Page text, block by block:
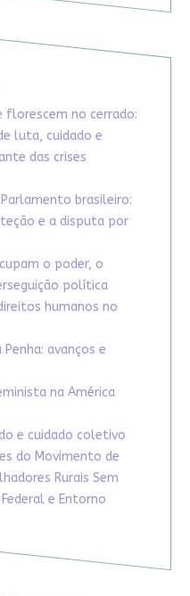
florescem no cerrado:
luta, cuidado e
das crises
brasileiro:
e a disputa por
o poder, o
política
humanos no
avanços e
na América
e cuidado coletivo
do Movimento de
Rurais Sem
e Entorno